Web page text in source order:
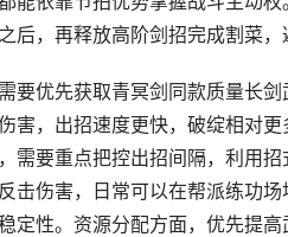
后，再释放高阶剑招完成割菜，
要优先获取青冥剑同款质量长
害，出招速度更快，破绽相对
需要重点把控出招间隔，利用
击伤害，日常可以在帮派练功
定性。资源分配方面，优先提